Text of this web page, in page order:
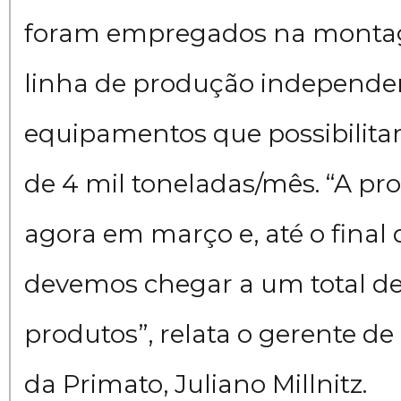
foram empregados na
linha de produção
equipamentos que
de 4 mil toneladas/mês. “A
agora em março e, até o final
devemos chegar a um total
produtos”, relata o gerente
da Primato, Juliano Millnitz.